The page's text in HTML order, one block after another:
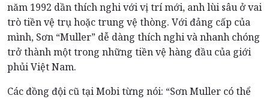
năm 1992 dần thích nghi với vị trí mới, anh lùi sâu ở vai
trò tiền vệ trụ hoặc trung vệ thòng. Với đảng cấp của
mình, Sơn “Muller” dễ dàng thích nghi và nhanh chóng
trở thành một trong những tiền vệ hàng đầu của giới
phủi Việt Nam.
Các đồng đội cũ tại Mobi từng nói: “Sơn Muller có thể